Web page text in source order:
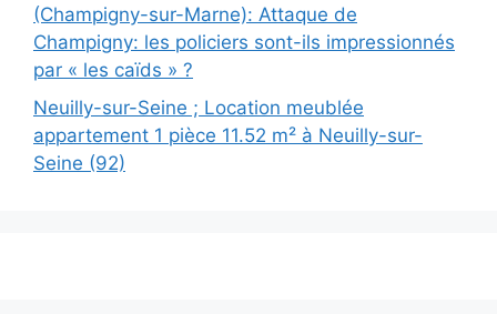
(Champigny-sur-Marne): Attaque de
Champigny: les policiers sont-ils impressionnés
par « les caïds » ?
Neuilly-sur-Seine ; Location meublée
appartement 1 pièce 11.52 m² à Neuilly-sur-
Seine (92)